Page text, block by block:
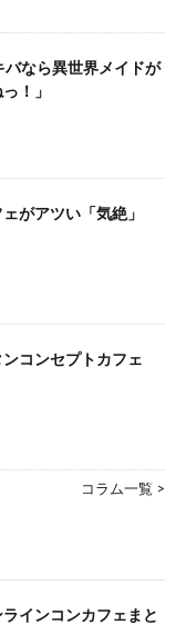
なら異世界メイドが
！」
がアツい「気絶」
コンセプトカフェ
コラム一覧 >
インコンカフェまと